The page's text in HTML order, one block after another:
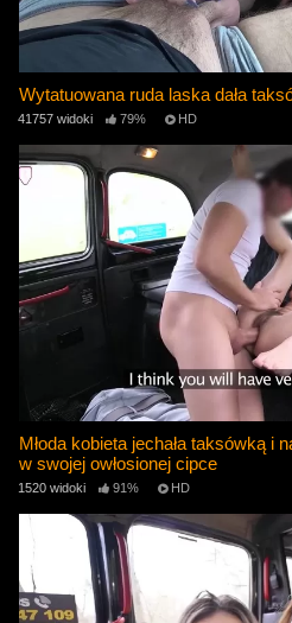
Wytatuowana ruda laska dała
41757 widoki 79% HD
Młoda kobieta jechała taksówką i
w swojej owłosionej cipce
1520 widoki 91% HD